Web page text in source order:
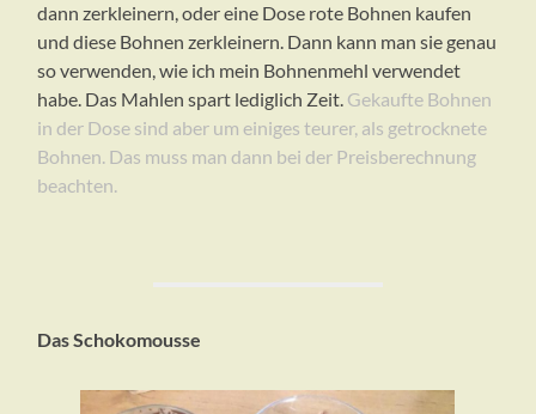
dann zerkleinern, oder eine Dose rote Bohnen kaufen
und diese Bohnen zerkleinern. Dann kann man sie genau
so verwenden, wie ich mein Bohnenmehl verwendet
habe. Das Mahlen spart lediglich Zeit. Gekaufte Bohnen
in der Dose sind aber um einiges teurer, als getrocknete
Bohnen. Das muss man dann bei der Preisberechnung
beachten.
Das Schokomousse